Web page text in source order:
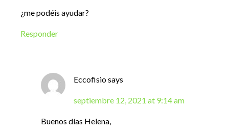
¿me podéis ayudar?
Responder
Eccofisiosays
septiembre 12, 2021 at 9:14 am
Buenos días Helena,